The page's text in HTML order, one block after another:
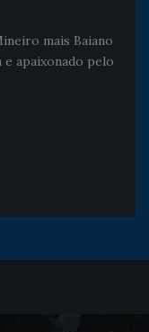
mais Baiano
e apaixonado pelo